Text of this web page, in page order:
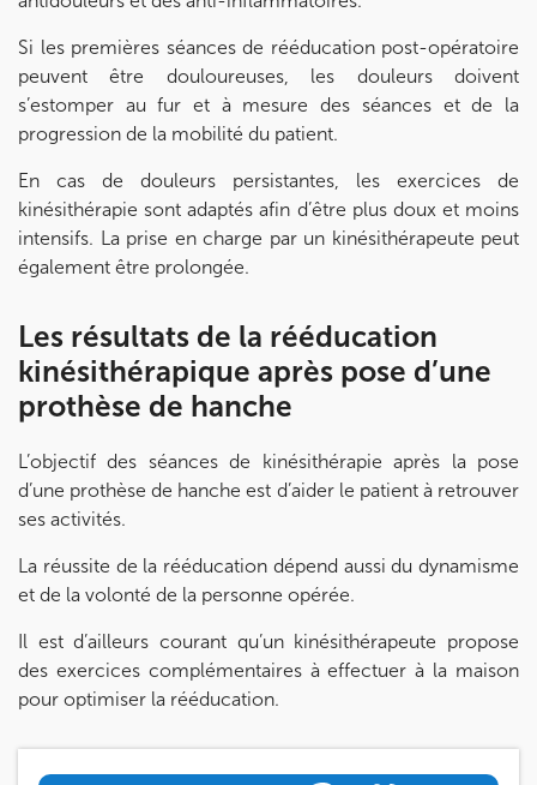
Si les premières séances de rééducation post-opératoire
peuvent être douloureuses, les douleurs doivent
s’estomper au fur et à mesure des séances et de la
progression de la mobilité du patient.
En cas de douleurs persistantes, les exercices de
kinésithérapie sont adaptés afin d’être plus doux et moins
intensifs. La prise en charge par un kinésithérapeute peut
également être prolongée.
Les résultats de la rééducation
kinésithérapique après pose d’une
prothèse de hanche
L’objectif des séances de kinésithérapie après la pose
d’une prothèse de hanche est d’aider le patient à retrouver
ses activités.
La réussite de la rééducation dépend aussi du dynamisme
et de la volonté de la personne opérée.
Il est d’ailleurs courant qu’un kinésithérapeute propose
des exercices complémentaires à effectuer à la maison
pour optimiser la rééducation.
IK MEUDON
8 Rue de Paris 92190 Meudon
8 Rue de Paris 92190 Meudon
Prenez RDV sur
Prenez RDV sur